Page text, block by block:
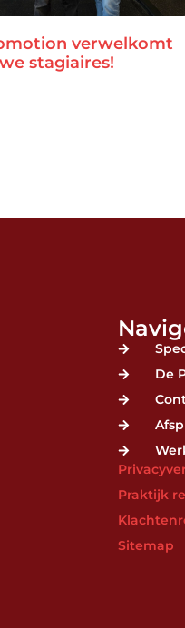
verwelkomt
stagiaires!
De
Praktijk
Sitemap